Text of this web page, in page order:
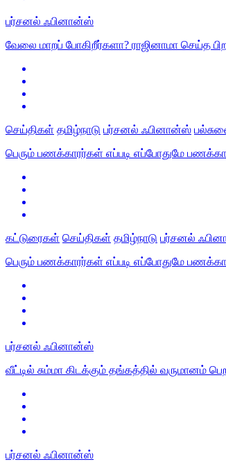
பர்சனல் ஃபினான்ஸ்
வேலை மாறப் போகிறீர்களா? ராஜினாமா செய்த
செய்திகள் தமிழ்நாடு பர்சனல் ஃபினான்ஸ்
பெரும் பணக்காரர்கள் எப்படி எப்போதுமே
கட்டுரைகள் செய்திகள் தமிழ்நாடு பர்சனல்
பெரும் பணக்காரர்கள் எப்படி எப்போதுமே
பர்சனல் ஃபினான்ஸ்
வீட்டில் சும்மா கிடக்கும் தங்கத்தில் வருமானம்
பர்சனல் ஃபினான்ஸ்